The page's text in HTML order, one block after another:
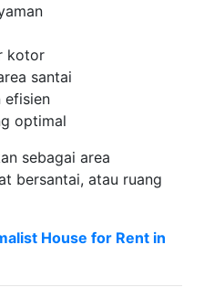
kotor
santai
efisien
optimal
sebagai area
bersantai, atau ruang
House for Rent in